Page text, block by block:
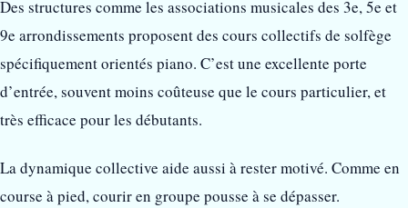
Des structures comme les associations musicales des 3e, 5e et
9e arrondissements proposent des cours collectifs de solfège
spécifiquement orientés piano. C’est une excellente porte
d’entrée, souvent moins coûteuse que le cours particulier, et
très efficace pour les débutants.
La dynamique collective aide aussi à rester motivé. Comme en
course à pied, courir en groupe pousse à se dépasser.